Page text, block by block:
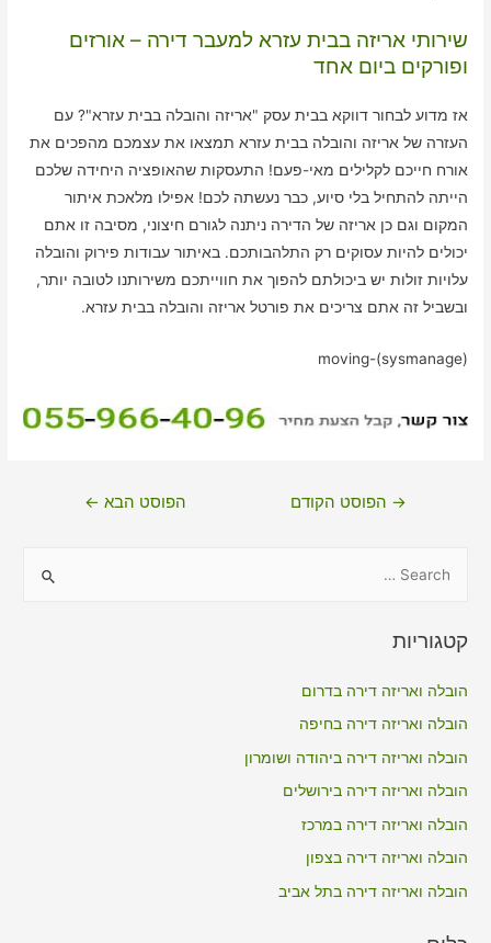
שירותי אריזה בבית עזרא למעבר דירה – אורזים
ופורקים ביום אחד
אז מדוע לבחור דווקא בבית עסק "אריזה והובלה בבית עזרא"? עם
העזרה של אריזה והובלה בבית עזרא תמצאו את עצמכם מהפכים את
אורח חייכם לקלילים מאי-פעם! התעסקות שהאופציה היחידה שלכם
הייתה להתחיל בלי סיוע, כבר נעשתה לכם! אפילו מלאכת איתור
המקום וגם כן אריזה של הדירה ניתנה לגורם חיצוני, מסיבה זו אתם
יכולים להיות עסוקים רק התלהבותכם. באיתור עבודות פירוק והובלה
עלויות זולות יש ביכולתם להפוך את חווייתכם משירותנו לטובה יותר,
ובשביל זה אתם צריכים את פורטל אריזה והובלה בבית עזרא.
moving-(sysmanage)
ניווט→ הפוסט הקודם הפוסט הבא ←
r
o
r
:
קטגוריות
הובלה ואריזה דירה בדרום
הובלה ואריזה דירה בחיפה
הובלה ואריזה דירה ביהודה ושומרון
הובלה ואריזה דירה בירושלים
הובלה ואריזה דירה במרכז
הובלה ואריזה דירה בצפון
הובלה ואריזה דירה בתל אביב